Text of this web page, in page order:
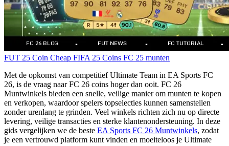
FUT 25 Coin Cheap FIFA 25 Coins FC 25 munten
Met de opkomst van competitief Ultimate Team in EA Sports FC
26, is de vraag naar FC 26 coins hoger dan ooit. FC 26
Muntwinkels bieden een snelle, veilige manier om munten te kopen
en verkopen, waardoor spelers topselecties kunnen samenstellen
zonder urenlang te grinden. Veel winkels richten zich nu op directe
levering, veilige transacties en sterke klantenondersteuning. In deze
gids vergelijken we de beste EA Sports FC 26 Muntwinkels, zodat
je een vertrouwd platform kunt vinden en moeiteloos je Ultimate